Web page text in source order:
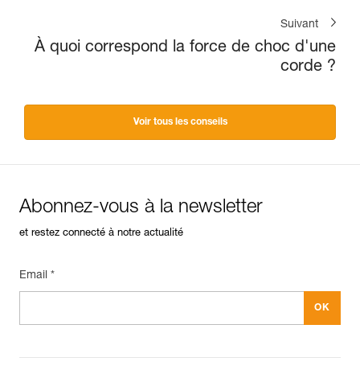
Suivant
À quoi correspond la force de choc d'une
corde ?
Voir tous les conseils
Abonnez-vous à la newsletter
et restez connecté à notre actualité
Email *